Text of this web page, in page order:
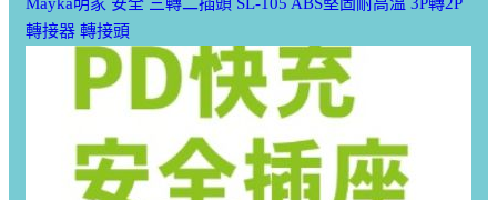
轉接器 轉接頭